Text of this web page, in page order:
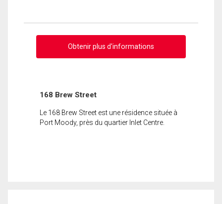
Obtenir plus d'informations
168 Brew Street
Le 168 Brew Street est une résidence située à
Port Moody, près du quartier Inlet Centre.